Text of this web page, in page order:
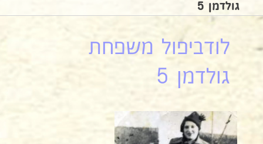
גולדמן 5
לודביפול משפחת
גולדמן 5